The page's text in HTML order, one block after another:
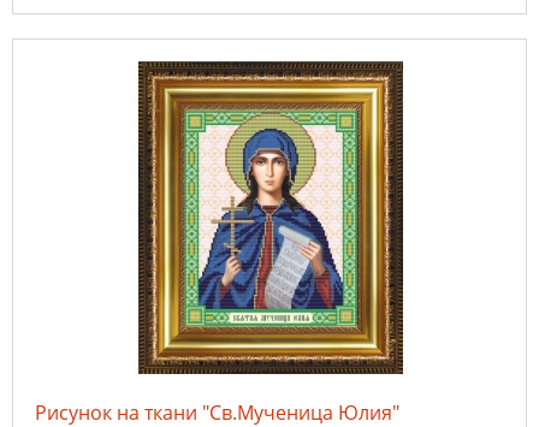
Рисунок на ткани "Св.Мученица Юлия"